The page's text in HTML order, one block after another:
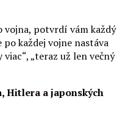
vojna, potvrdí vám každý
každej vojne nastáva
viac“, „teraz už len večný
Hitlera a japonských